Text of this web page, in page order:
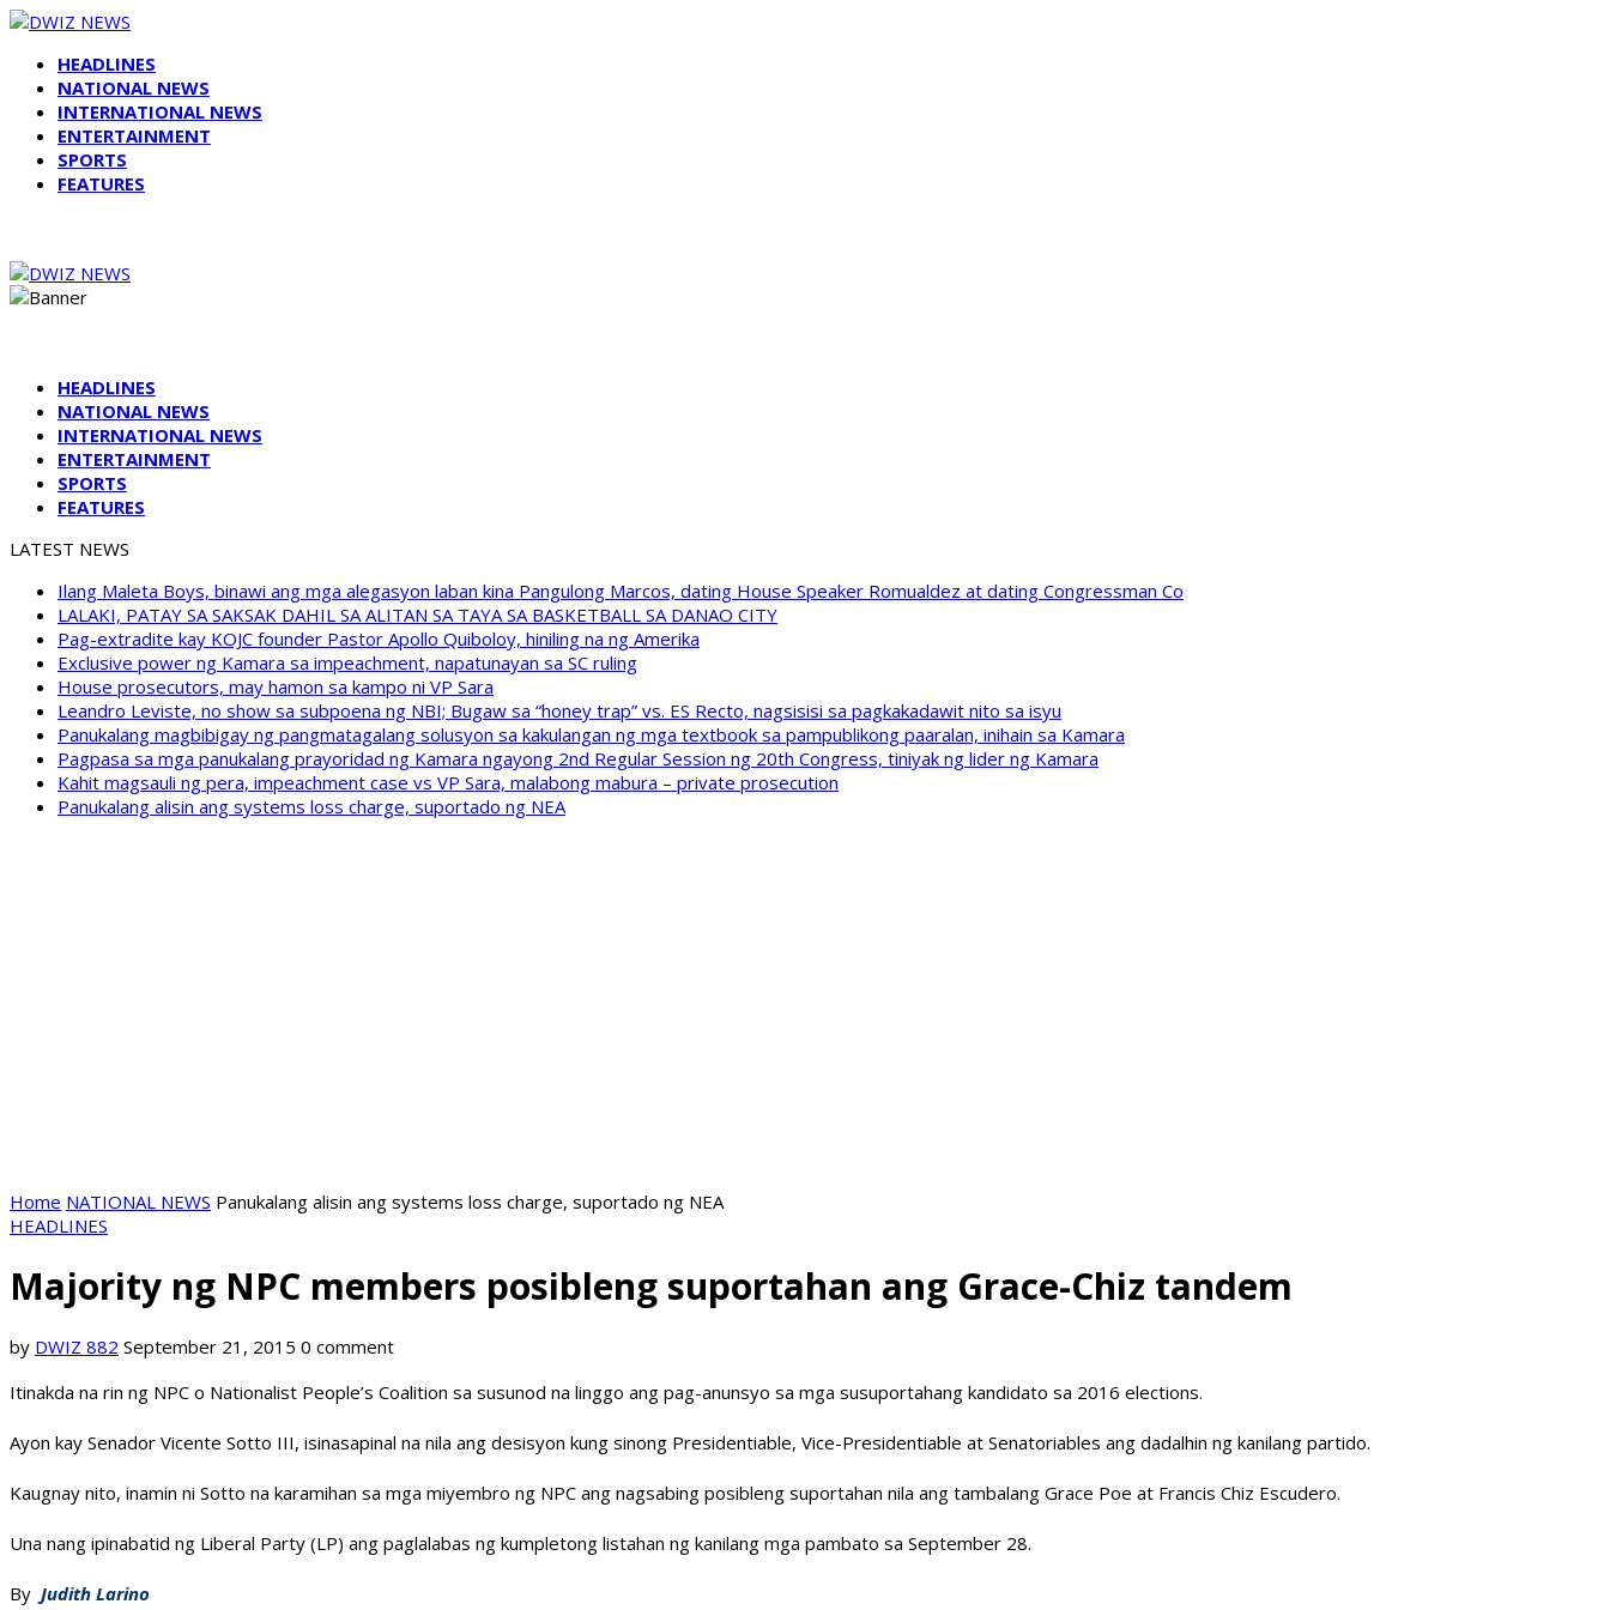
HEADLINES
NATIONAL NEWS
INTERNATIONAL NEWS
ENTERTAINMENT
SPORTS
FEATURES
HEADLINES
NATIONAL NEWS
INTERNATIONAL NEWS
ENTERTAINMENT
SPORTS
FEATURES
LATEST NEWS
Ilang Maleta Boys, binawi ang mga alegasyon laban kina Pangulong Marcos, dating House Speaker Romualdez at dating Congressman Co
LALAKI, PATAY SA SAKSAK DAHIL SA ALITAN SA TAYA SA BASKETBALL SA DANAO CITY
Pag-extradite kay KOJC founder Pastor Apollo Quiboloy, hiniling na ng Amerika
Exclusive power ng Kamara sa impeachment, napatunayan sa SC ruling
House prosecutors, may hamon sa kampo ni VP Sara
Leandro Leviste, no show sa subpoena ng NBI; Bugaw sa “honey trap” vs. ES Recto, nagsisisi sa pagkakadawit nito sa isyu
Panukalang magbibigay ng pangmatagalang solusyon sa kakulangan ng mga textbook sa pampublikong paaralan, inihain sa Kamara
Pagpasa sa mga panukalang prayoridad ng Kamara ngayong 2nd Regular Session ng 20th Congress, tiniyak ng lider ng Kamara
Kahit magsauli ng pera, impeachment case vs VP Sara, malabong mabura – private prosecution
Panukalang alisin ang systems loss charge, suportado ng NEA
Home NATIONAL NEWS Panukalang alisin ang systems loss charge, suportado ng NEA
HEADLINES
Majority ng NPC members posibleng suportahan ang Grace-Chiz tandem
by DWIZ 882 September 21, 2015 0 comment
Itinakda na rin ng NPC o Nationalist People’s Coalition sa susunod na linggo ang pag-anunsyo sa mga susuportahang kandidato sa 2016 elections.
Ayon kay Senador Vicente Sotto III, isinasapinal na nila ang desisyon kung sinong Presidentiable, Vice-Presidentiable at Senatoriables ang dadalhin ng kanilang partido.
Kaugnay nito, inamin ni Sotto na karamihan sa mga miyembro ng NPC ang nagsabing posibleng suportahan nila ang tambalang Grace Poe at Francis Chiz Escudero.
Una nang ipinabatid ng Liberal Party (LP) ang paglalabas ng kumpletong listahan ng kanilang mga pambato sa September 28.
By Judith Larino